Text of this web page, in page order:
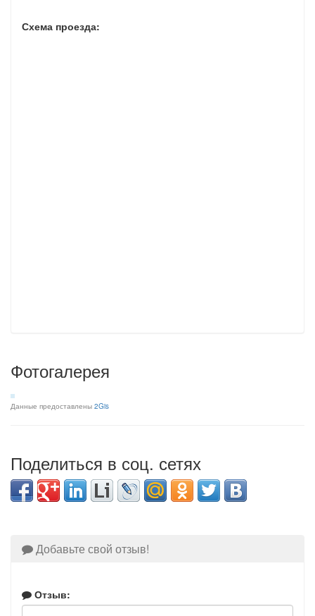
Схема проезда:
Фотогалерея
Данные предоставлены 2Gis
Поделиться в соц. сетях
Добавьте свой отзыв!
Отзыв: